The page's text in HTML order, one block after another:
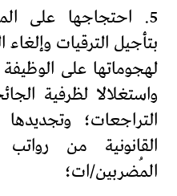
5. احتجاجها على
بتأجيل الترقيات وإلغاء
لهجوماتها على
واستغلالا لظرفية
التراجعات؛
القانونية من
المُضربين/ات؛